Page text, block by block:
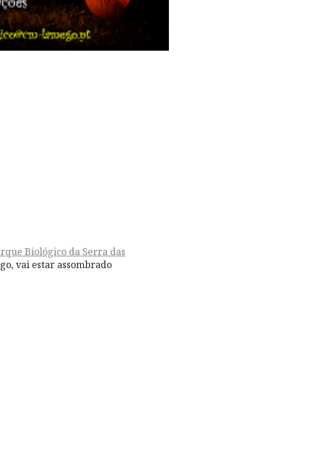
Biológico da Serra das
vai estar assombrado